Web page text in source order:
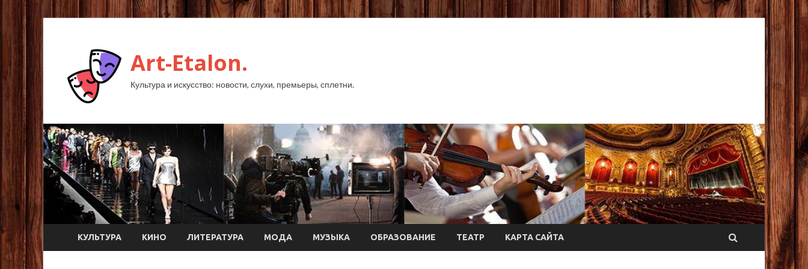
Art-Etalon.
Культура и искусство: новости, слухи, премьеры, сплетни.
КУЛЬТУРА КИНО ЛИТЕРАТУРА МОДА МУЗЫКА ОБРАЗОВАНИЕ ТЕАТР КАРТА САЙТА